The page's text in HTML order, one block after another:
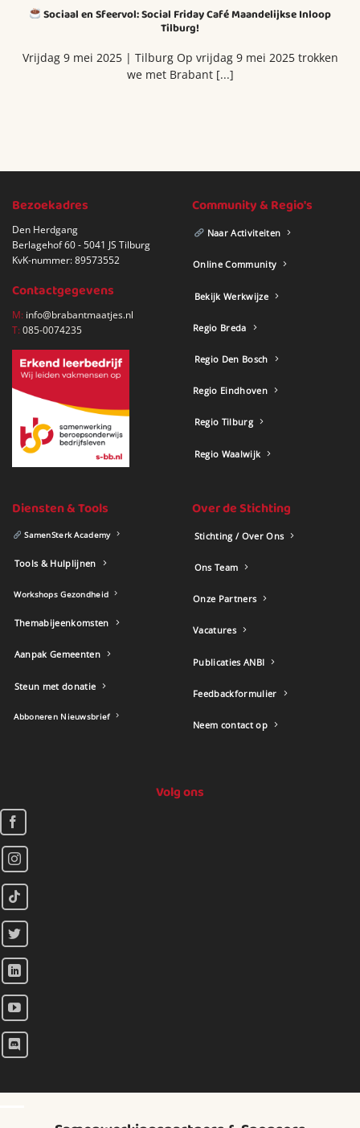
Sociaal en Sfeervol: Social Friday Café Maandelijkse Inloop
Tilburg!
Vrijdag 9 mei 2025 | Tilburg Op vrijdag 9 mei 2025 trokken
we met Brabant [...]
Bezoekadres
Den Herdgang
Berlagehof 60 - 5041 JS Tilburg
KvK-nummer: 89573552
Contactgegevens
M: info@brabantmaatjes.nl
T:085-0074235
Community & Regio's
Naar Activiteiten
Online Community
Bekijk Werkwijze
Regio Breda
Regio Den Bosch
Regio Eindhoven
Regio Tilburg
Regio Waalwijk
Diensten & Tools
SamenSterk Academy
Tools & Hulplijnen
Workshops Gezondheid
Themabijeenkomsten
Aanpak Gemeenten
Steun met donatie
Abboneren Nieuwsbrief
Over de Stichting
Stichting / Over Ons
Ons Team
Onze Partners
Vacatures
Publicaties ANBI
Feedbackformulier
Neem contact op
Volg ons